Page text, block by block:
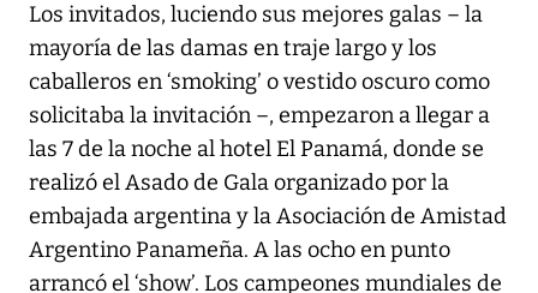
Los invitados, luciendo sus mejores galas – la
mayoría de las damas en traje largo y los
caballeros en ‘smoking’ o vestido oscuro como
solicitaba la invitación –, empezaron a llegar a
las 7 de la noche al hotel El Panamá, donde se
realizó el Asado de Gala organizado por la
embajada argentina y la Asociación de Amistad
Argentino Panameña. A las ocho en punto
arrancó el ‘show’. Los campeones mundiales de